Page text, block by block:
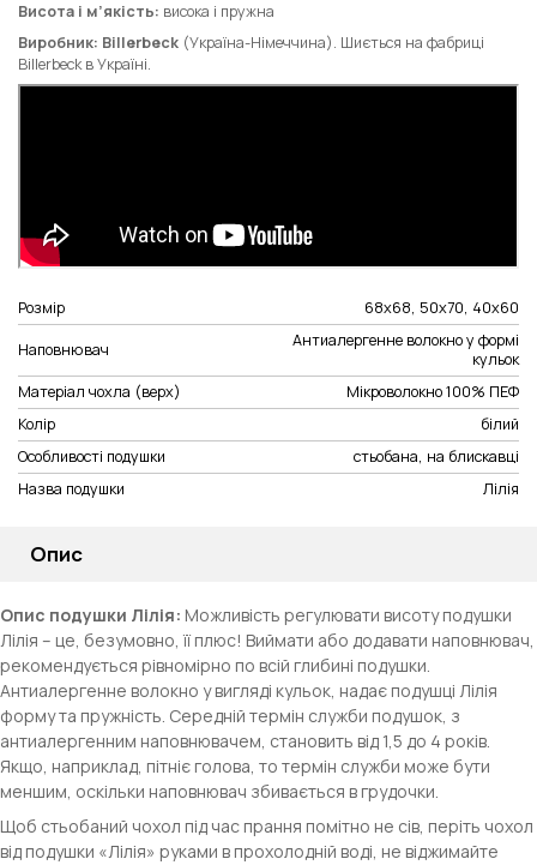
Висота і м’якість: висока і пружна
Виробник: Billerbeck (Україна-Німеччина). Шиється на фабриці
Billerbeck в Україні.
Розмір 68х68, 50х70, 40х60
Наповнювач
Антиалергенне волокно у формі
кульок
Матеріал чохла (верх)
Мікроволокно 100% ПЕФ
Колір
білий
Особливості подушки
стьобана, на блискавці
Назва подушки
Лілія
Опис
Опис подушки Лілія: Можливість регулювати висоту подушки
Лілія – це, безумовно, її плюс! Виймати або додавати наповнювач,
рекомендується рівномірно по всій глибині подушки.
Антиалергенне волокно у вигляді кульок, надає подушці Лілія
форму та пружність. Середній термін служби подушок, з
антиалергенним наповнювачем, становить від 1,5 до 4 років.
Якщо, наприклад, пітніє голова, то термін служби може бути
меншим, оскільки наповнювач збивається в грудочки.
Щоб стьобаний чохол під час прання помітно не сів, періть чохол
від подушки «Лілія» руками в прохолодній воді, не віджимайте